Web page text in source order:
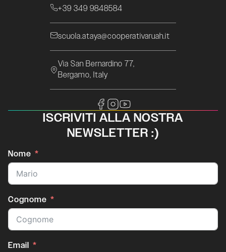
+39 349 9848584
scuola.ataya@cooperativaruah.it
Via San Bernardino 77,
Bergamo, Italy
ISCRIVITI ALLA NOSTRA
NEWSLETTER :)
Nome
Cognome
Email